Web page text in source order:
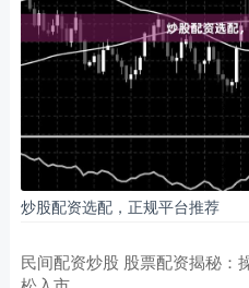
炒股配资选配，正规平台推荐
民间配资炒股 股票配资揭秘：